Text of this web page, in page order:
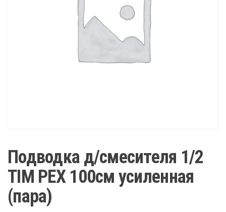
Подводка д/смесителя 1/2
TIM PEX 100см усиленная
(пара)